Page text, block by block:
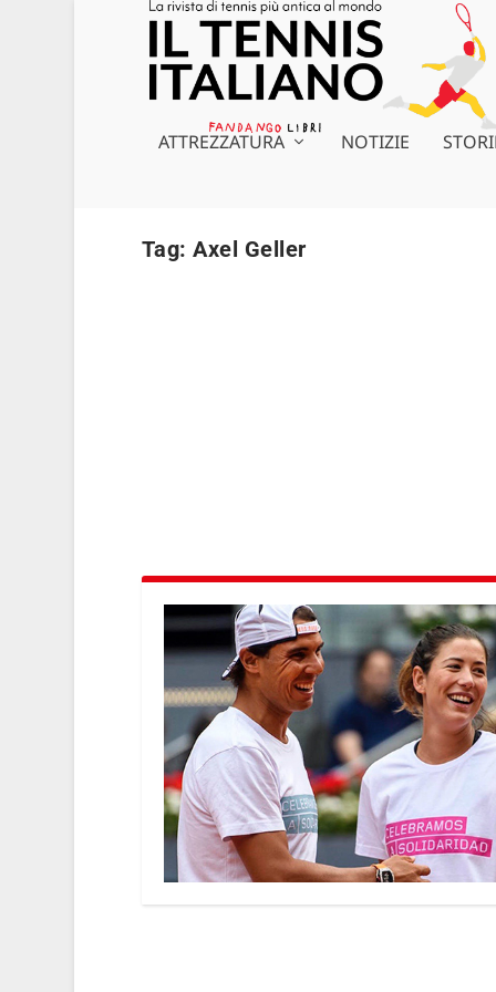
ATTREZZATURA NOTIZIE
Tag:Axel Geller